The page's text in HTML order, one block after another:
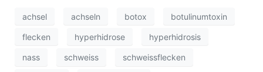
achsel achseln botox botulinumtoxin
flecken hyperhidrose hyperhidrosis
nass schweiss schweissflecken